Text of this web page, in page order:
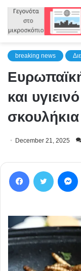
breaking news
και
December 21, 2025
Facebook Twitter